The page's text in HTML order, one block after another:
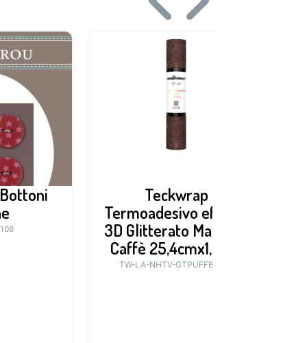
Teckwrap
Termoadesivo effetto
3D Glitterato Marrone
Caffè 25,4cmx1,52m
TW-LA-NHTV-GTPUFFBROW